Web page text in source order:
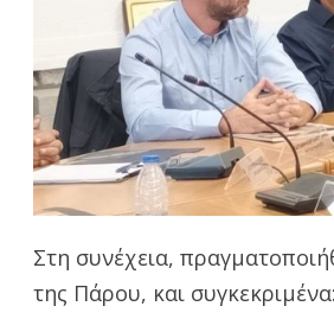
Στη συνέχεια,
της Πάρου, και συγκεκριμένα: